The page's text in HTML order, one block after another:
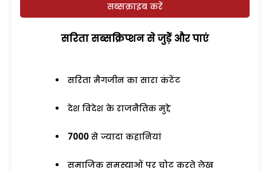
सब्सक्राइब करें
सरिता सब्सक्रिप्शन से जुड़ेें और पाएं
सरिता मैगजीन का सारा कंटेंट
देश विदेश के राजनैतिक मुद्दे
7000 से ज्यादा कहानियां
समाजिक समस्याओं पर चोट करते लेख